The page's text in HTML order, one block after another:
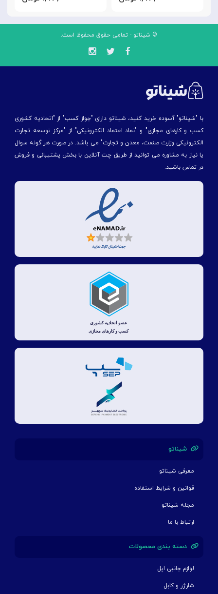
© شیناتو - تمامی حقوق محفوظ است.
با "شیناتو" آسوده خرید کنید، شیناتو دارای "جواز کسب" از "اتحادیه کشوری
کسب و کارهای مجازی" و "نماد اعتماد الکترونیکی" از "مركز توسعه تجارت
الكترونیكی وزارت صنعت، معدن و تجارت" می باشد. در صورت هر گونه سوال
یا نیاز به مشاوره می توانید از طریق چت آنلاین با بخش پشتیبانی و فروش
در تماس باشید.
شیناتو
معرفی شیناتو
قوانین و شرایط استفاده
مجله شیناتو
ارتباط با ما
دسته بندی محصولات
لوازم جانبی اپل
شارژر و کابل